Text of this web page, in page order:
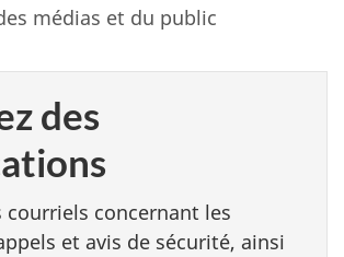
médias et du public
des
courriels concernant les
et avis de sécurité, ainsi